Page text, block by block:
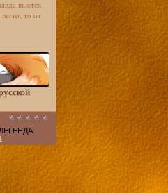
вьются
то от
ЛЕГЕНДА